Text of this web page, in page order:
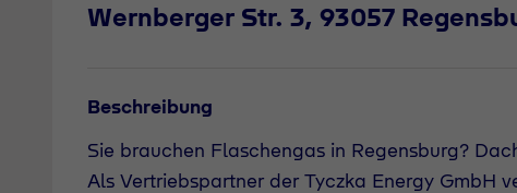
Wernberger Str. 3, 93057
Beschreibung
Sie brauchen Flaschengas in Regensburg?
Als Vertriebspartner der Tyczka Energy GmbH